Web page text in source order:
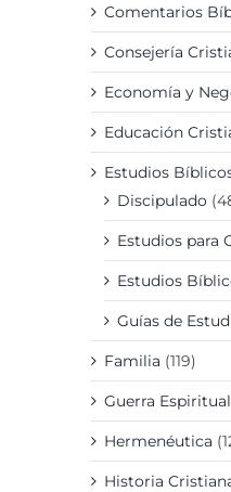
Comentarios
Consejería
Economía y
Educación
Estudios
Discipulado
Estudios para
Estudios
Guías de
Familia (119)
Guerra Espiritual
Hermenéutica
Historia